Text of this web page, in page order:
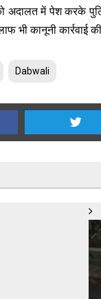
अदालत में पेश करके
भी कानूनी कार्रवाई
Dabwali